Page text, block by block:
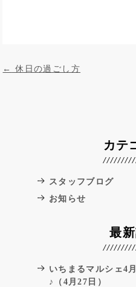
投稿ナビゲーション
← 休日の過ごし方
カテ
スタッフブログ
お知らせ
最
いちまるマルシェ4
♪（4月27日）